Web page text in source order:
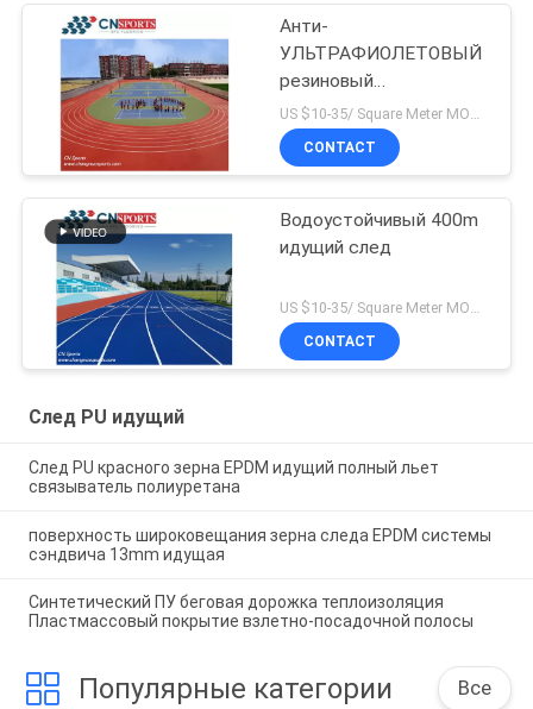
Анти-
УЛЬТРАФИОЛЕТОВЫЙ
резиновый
атлетический идущий
след с IAAF одобрил
US $10-35/ Square Meter MOQ:/
CONTACT
Водоустойчивый 400m
идущий след
CONTACT
След PU идущий
След PU красного зерна EPDM идущий полный льет
связыватель полиуретана
поверхность широковещания зерна следа EPDM системы
сэндвича 13mm идущая
Синтетический ПУ беговая дорожка теплоизоляция
Пластмассовый покрытие взлетно-посадочной полосы
Популярные категории Все